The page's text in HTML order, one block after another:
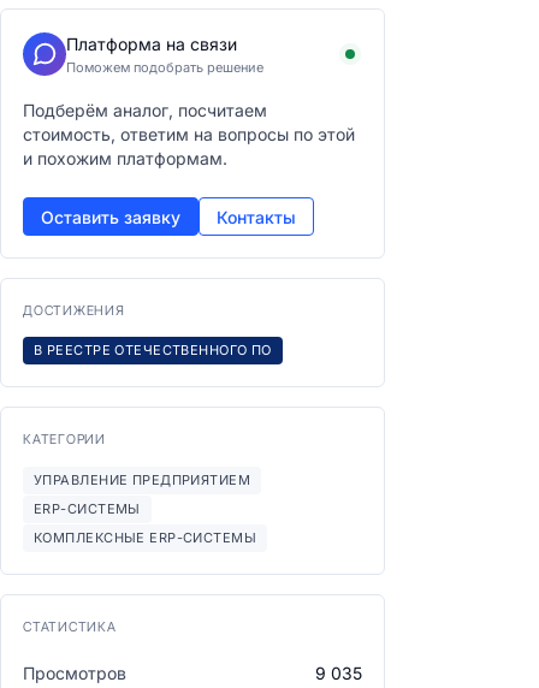
Платформа на связи
Поможем подобрать решение
Подберём аналог, посчитаем
стоимость, ответим на вопросы по этой
и похожим платформам.
Оставить заявку Контакты
ДОСТИЖЕНИЯ
В РЕЕСТРЕ ОТЕЧЕСТВЕННОГО ПО
КАТЕГОРИИ
УПРАВЛЕНИЕ ПРЕДПРИЯТИЕМ
ERP-СИСТЕМЫ
КОМПЛЕКСНЫЕ ERP-СИСТЕМЫ
СТАТИСТИКА
Просмотров 9 035